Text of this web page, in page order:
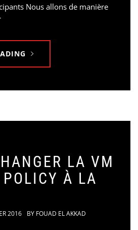
Nous allons de manière
LA VM
POLICY À LA
2016 BY FOUAD EL AKKAD